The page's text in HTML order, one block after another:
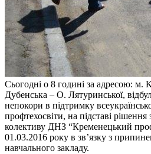
Сьогодні о 8 годині за адресою: м.
Дубенська – О. Лятуринської,
непокори в підтримку всеукраїнсь
профтехосвіти, на підставі рішення
колективу ДНЗ “Кременецький
01.03.2016 року в зв’язку з
навчального закладу.